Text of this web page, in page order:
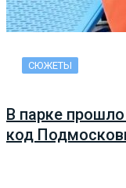
СЮЖЕТЫ
В парке
код